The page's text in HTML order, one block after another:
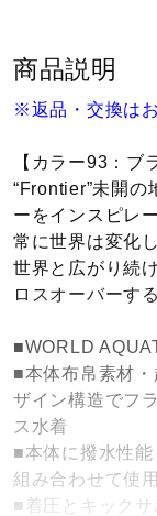
寝具／
アウト
サポー
健康／
ジュニ
メディ
商品説明
※返品・交換は
【カラー93：ブ
“Frontier”未開の
ーをインスピレ
常に世界は変化
世界と広がり続
ロスオーバーす
■WORLD
■本体布帛素材
ザイン構造でフ
ス水着
■本体に撥水性
組み合わせて使
■着圧とキック